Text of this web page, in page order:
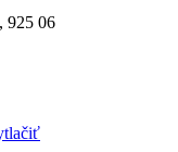
925 06